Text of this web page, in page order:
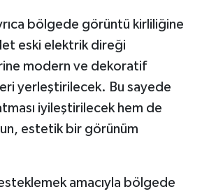
bölgede görüntü kirliliğine
eski elektrik direği
modern ve dekoratif
yerleştirilecek. Bu sayede
iyileştirilecek hem de
estetik bir görünüm
amacıyla bölgede